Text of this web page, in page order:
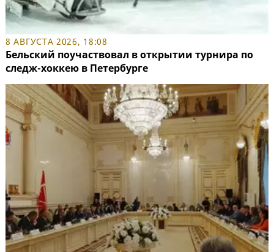
8 АВГУСТА 2026, 18:08
Бельский поучаствовал в открытии турнира по
следж-хоккею в Петербурге